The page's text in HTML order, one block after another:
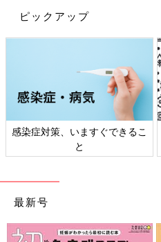
ピックアップ
感染症対策、いますぐできるこ
と
最新号